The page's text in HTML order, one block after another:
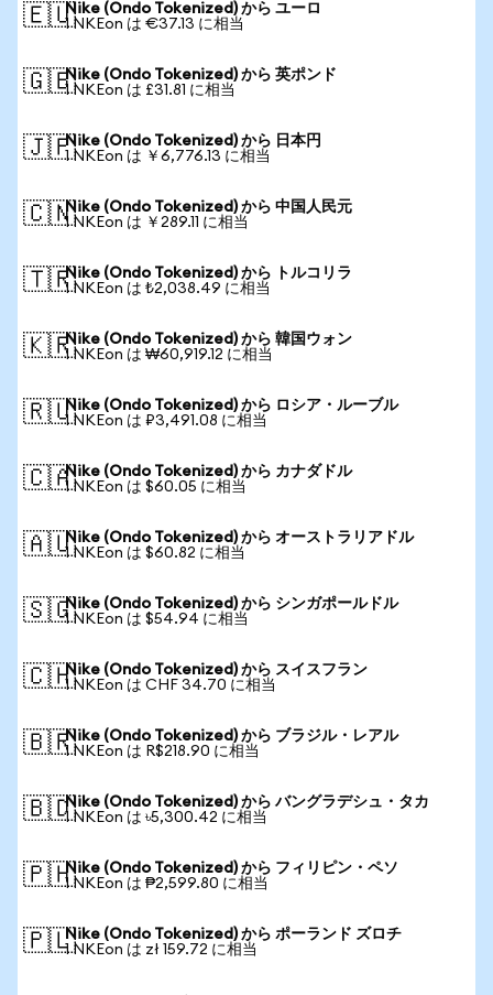
🇪🇺Nike (Ondo Tokenized) から ユーロ
1 NKEon は €37.13 に相当
🇬🇧Nike (Ondo Tokenized) から 英ポンド
1 NKEon は £31.81 に相当
🇯🇵Nike (Ondo Tokenized) から 日本円
1 NKEon は ￥6,776.13 に相当
🇨🇳Nike (Ondo Tokenized) から 中国人民元
1 NKEon は ￥289.11 に相当
🇹🇷Nike (Ondo Tokenized) から トルコリラ
1 NKEon は ₺2,038.49 に相当
🇰🇷Nike (Ondo Tokenized) から 韓国ウォン
1 NKEon は ₩60,919.12 に相当
🇷🇺Nike (Ondo Tokenized) から ロシア・ルーブル
1 NKEon は ₽3,491.08 に相当
🇨🇦Nike (Ondo Tokenized) から カナダドル
1 NKEon は $60.05 に相当
🇦🇺Nike (Ondo Tokenized) から オーストラリアドル
1 NKEon は $60.82 に相当
🇸🇬Nike (Ondo Tokenized) から シンガポールドル
1 NKEon は $54.94 に相当
🇨🇭Nike (Ondo Tokenized) から スイスフラン
1 NKEon は CHF 34.70 に相当
🇧🇷Nike (Ondo Tokenized) から ブラジル・レアル
1 NKEon は R$218.90 に相当
🇧🇩Nike (Ondo Tokenized) から バングラデシュ・タカ
1 NKEon は ৳5,300.42 に相当
🇵🇭Nike (Ondo Tokenized) から フィリピン・ペソ
1 NKEon は ₱2,599.80 に相当
🇵🇱Nike (Ondo Tokenized) から ポーランド ズロチ
1 NKEon は zł 159.72 に相当